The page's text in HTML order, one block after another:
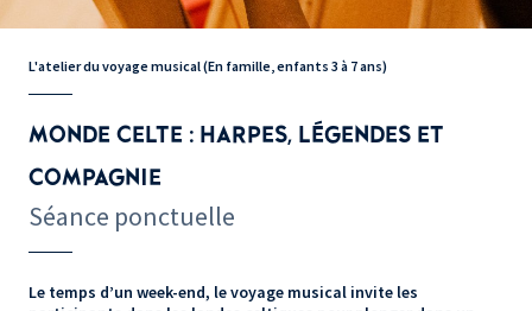
L'atelier du voyage musical (En famille, enfants 3 à 7 ans)
MONDE CELTE : HARPES, LÉGENDES ET
COMPAGNIE
Séance ponctuelle
Le temps d’un week-end, le voyage musical invite les